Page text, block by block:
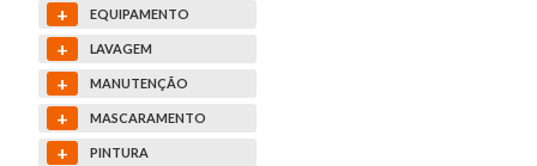
+ EQUIPAMENTO
+ LAVAGEM
+ MANUTENÇÃO
+ MASCARAMENTO
+ PINTURA